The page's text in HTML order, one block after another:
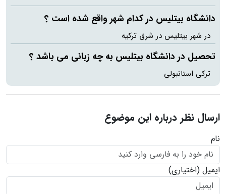
دانشگاه بیتلیس در کدام شهر واقع شده است ؟
در شهر بیتلیس در شرق ترکیه
تحصیل در دانشگاه بیتلیس به چه زبانی می باشد ؟
ترکی استانبولی
ارسال نظر درباره این موضوع
نام
ایمیل (اختیاری)